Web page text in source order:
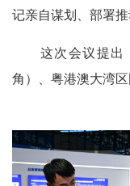
记亲自谋划、部署
这次会议提出，
角）、粤港澳大湾区